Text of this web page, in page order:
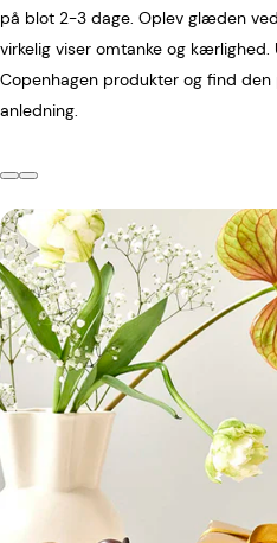
på blot 2-3 dage. Oplev glæden
virkelig viser omtanke og
Copenhagen produkter og find
anledning.